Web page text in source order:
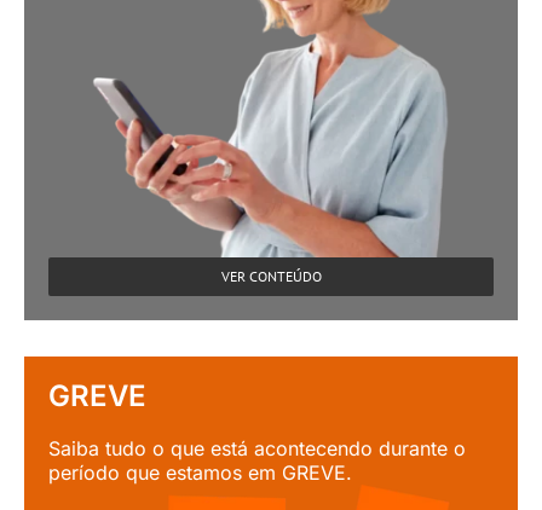
VER CONTEÚDO
GREVE
Saiba tudo o que está acontecendo durante o
período que estamos em GREVE.